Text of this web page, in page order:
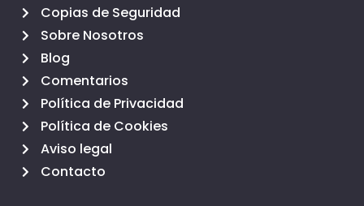
Copias de Seguridad
Sobre Nosotros
Blog
Comentarios
Política de Privacidad
Política de Cookies
Aviso legal
Contacto